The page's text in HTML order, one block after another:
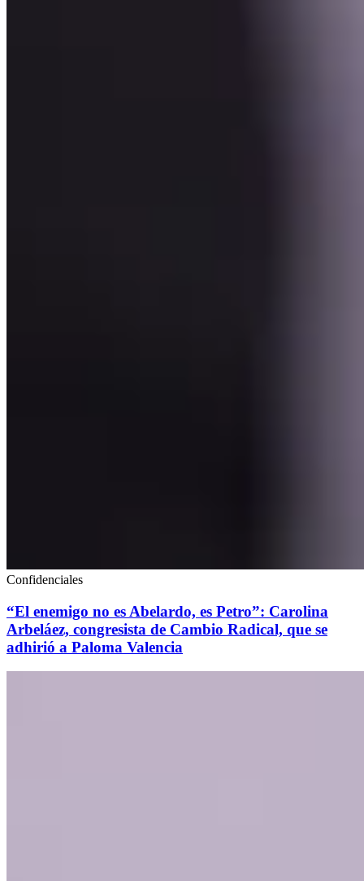
Confidenciales
“El enemigo no es Abelardo, es Petro”: Carolina
Arbeláez, congresista de Cambio Radical, que se
adhirió a Paloma Valencia